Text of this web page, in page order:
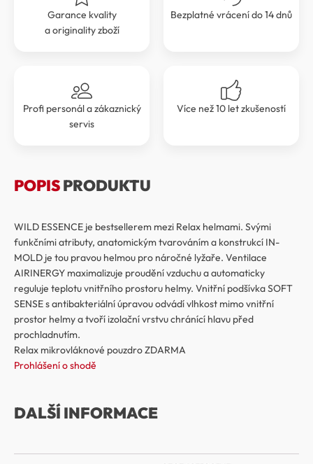
Garance kvality
a originality zboží
Bezplatné vrácení do 14 dnů
Profi personál a zákaznický
servis
Více než 10 let zkušeností
POPISPRODUKTU
WILD ESSENCE je bestsellerem mezi Relax helmami. Svými
funkčními atributy, anatomickým tvarováním a konstrukcí IN-
MOLD je tou pravou helmou pro náročné lyžaře. Ventilace
AIRINERGY maximalizuje proudění vzduchu a automaticky
reguluje teplotu vnitřního prostoru helmy. Vnitřní podšívka SOFT
SENSE s antibakteriální úpravou odvádí vlhkost mimo vnitřní
prostor helmy a tvoří izolační vrstvu chránící hlavu před
prochladnutím.
Relax mikrovláknové pouzdro ZDARMA
Prohlášení o shodě
DALŠÍ INFORMACE